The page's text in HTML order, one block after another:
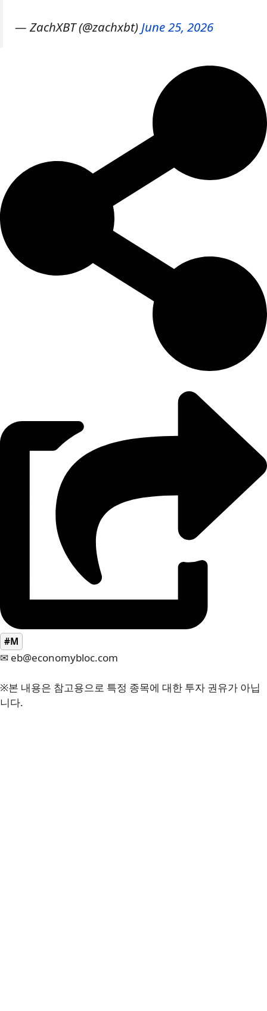
— ZachXBT (@zachxbt) June 25, 2026
#M
✉ eb@economybloc.com
※본 내용은 참고용으로 특정 종목에 대한 투자 권유가 아닙
니다.